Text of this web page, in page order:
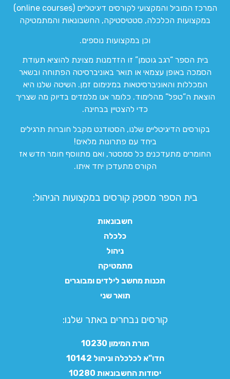
המרכז המוביל והמקצועי לקורסים דיגיטליים (online courses)
במקצועות הכלכלה, סטטיסטיקה, החשבונאות והמתמטיקה
וכן במקצועות נוספים.
בית הספר “רגב גוטמן” זו הזדמנות מצוינת להוציא תעודת
הסמכה באופן עצמאי או תואר באוניברסיטה הפתוחה ובשאר
המכללות והאוניברסיטאות במינימום זמן. השיטה שלנו היא
הוצאת ה”טפל” מהלימוד. כלומר אנו מלמדים בדיוק מה שצריך
כדי להצטיין בבחינה.
בקורסים הדיגיטליים שלנו, הסטודנט מקבל חוברות תרגילים
ביחד עם פתרונות מלאים!
החומרים מתעדכנים כל סמסטר, ואם מתווסף חומר חדש אז
הקורס מתעדכן יחד איתו.
בית הספר מספק קורסים במקצועות הניהול:
חשבונאות
כלכלה
ניהול
מתמטיקה
תכנות מחשב לילדים ומבוגרים
תואר שני
קורסים נבחרים באתר שלנו:​
תורת המימון 10230
חדו"א לכלכלה וניהול 10142
יסודות החשבונאות 10280